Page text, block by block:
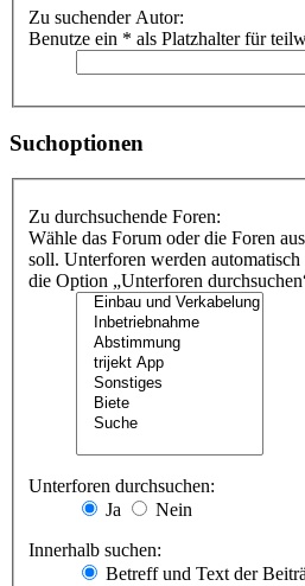
Zu suchender Autor:
Benutze ein * als Platzhalter für
Suchoptionen
Zu durchsuchende Foren:
Wähle das Forum oder die Foren
soll. Unterforen werden
die Option „Unterforen
Unterforen durchsuchen:
Ja
Nein
Innerhalb suchen:
Betreff und Text der